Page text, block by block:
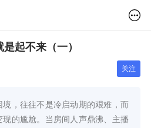
起不来（一）
关注
，往往不是冷启动期的艰难，而
现的尴尬。当房间人声鼎沸、主播